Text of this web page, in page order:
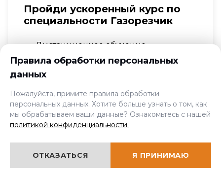
Пройди ускоренный курс по
специальности Газорезчик
Дистанционное обучение
Удостоверение, свидетельство и
выписка из реестра
Доставка курьером до двери
Нажимая на кнопку «Узнать стоимость», я даю согласие на обработку персональных данных в соответствии с нашей
Правила обработки персональных
данных
Пожалуйста, примите правила обработки
персональных данных. Хотите больше узнать о том, как
мы обрабатываем ваши данные? Ознакомьтесь с нашей
политикой конфиденциальности.
ОТКАЗАТЬСЯ Я ПРИНИМАЮ